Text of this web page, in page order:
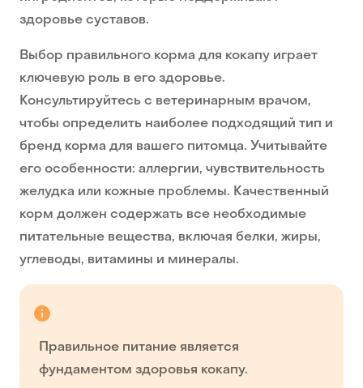
здоровье суставов.
Выбор правильного корма для кокапу играет
ключевую роль в его здоровье.
Консультируйтесь с ветеринарным врачом,
чтобы определить наиболее подходящий тип и
бренд корма для вашего питомца. Учитывайте
его особенности: аллергии, чувствительность
желудка или кожные проблемы. Качественный
корм должен содержать все необходимые
питательные вещества, включая белки, жиры,
углеводы, витамины и минералы.
Правильное питание является
фундаментом здоровья кокапу.